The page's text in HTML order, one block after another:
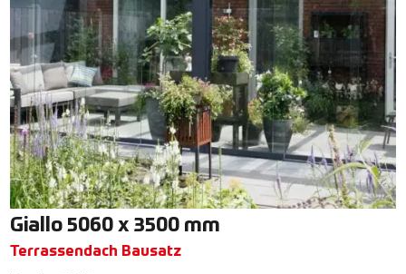
Giallo 5060 x 3500 mm
Terrassendach Bausatz